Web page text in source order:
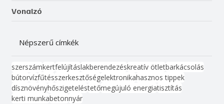
Vonalzó
Népszerű címkék
szerszámkertfelújításlakberendezéskreatív ötletbarkácsolás
bútorvízfűtésszerkesztőségelektronikahasznos tippek
dísznövényhőszigeteléstetőmegújuló energiatisztítás
kerti munkabetonnyár